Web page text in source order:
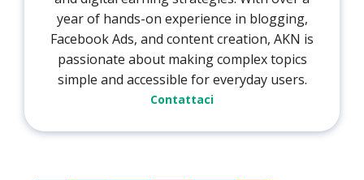
year of hands-on experience in blogging,
Facebook Ads, and content creation, AKN is
passionate about making complex topics
simple and accessible for everyday users.
Contattaci